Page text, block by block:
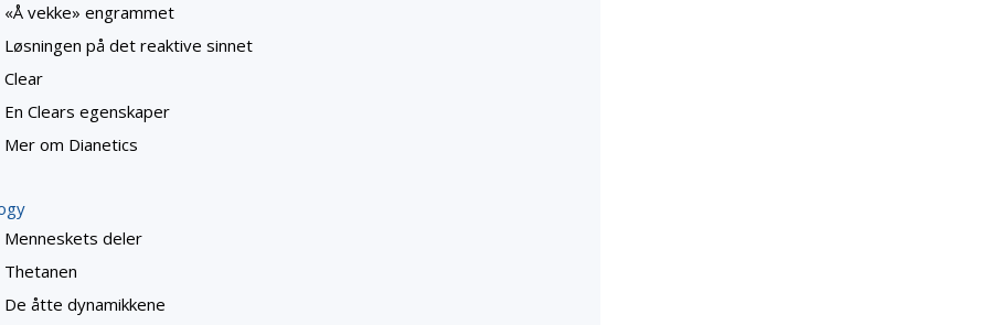
«Å vekke» engrammet
Løsningen på det reaktive sinnet
Clear
En Clears egenskaper
Mer om Dianetics
Menneskets deler
Thetanen
De åtte dynamikkene